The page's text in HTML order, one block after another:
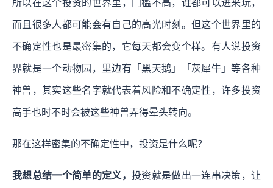
所以在这个投资的世界里，门槛不高，谁都可以进来玩，
而且很多人都可能会有自己的高光时刻。但这个世界里的
不确定性也是最密集的，它每天都会变个样。有人说投资
界就是一个动物园，里边有「黑天鹅」「灰犀牛」等各种
神兽，其实这些名字就代表着风险和不确定性，许多投资
高手也时不时会被这些神兽弄得晕头转向。
那在这样密集的不确定性中，投资是什么呢？
我想总结一个简单的定义， 投资就是做出一连串决策，让